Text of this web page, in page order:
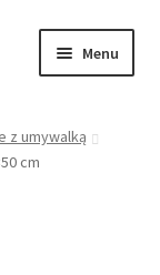
Menu
z umywalką
cm